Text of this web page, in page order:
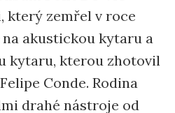
který zemřel v roce
akustickou kytaru a
kytaru, kterou zhotovil
Conde. Rodina
drahé nástroje od